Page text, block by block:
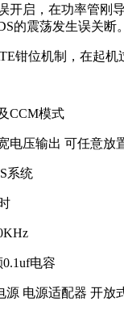
开启，在功率管刚
的震荡发生误关断。
钳位机制，在起机
CCM模式
电压输出 可任意放
系统
电容
电源适配器 开放